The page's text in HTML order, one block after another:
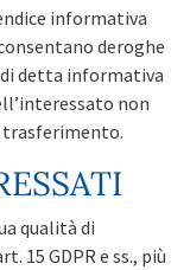
informativa
deroghe
di detta informativa
non
trasferimento.
qualità di
15 GDPR e ss., più